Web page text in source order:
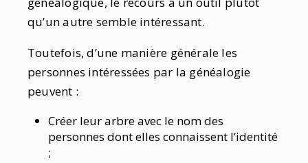
qu’un autre semble intéressant.
Toutefois, d’une manière générale les
personnes intéressées par la généalogie
peuvent :
Créer leur arbre avec le nom des
personnes dont elles connaissent l’identité
;